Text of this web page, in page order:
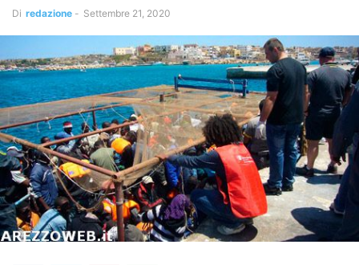
Di redazione - Settembre 21, 2020